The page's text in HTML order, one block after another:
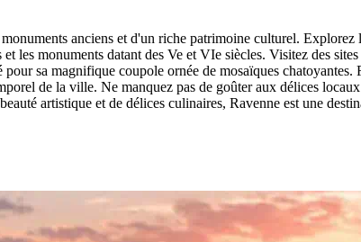
anciens et d'un riche patrimoine culturel. Explorez
monuments datant des Ve et VIe siècles. Visitez des
sa magnifique coupole ornée de mosaïques chatoyantes.
de la ville. Ne manquez pas de goûter aux délices
artistique et de délices culinaires, Ravenne est une